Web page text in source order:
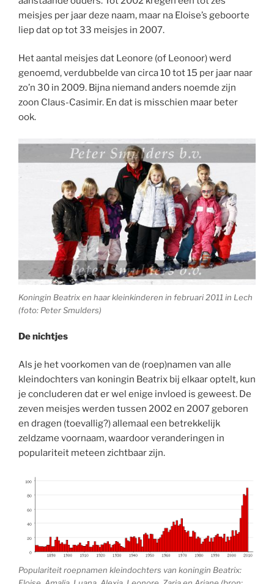
meisjes per jaar deze naam, maar na Eloise’s geboorte
liep dat op tot 33 meisjes in 2007.
Het aantal meisjes dat Leonore (of Leonoor) werd
genoemd, verdubbelde van circa 10 tot 15 per jaar naar
zo’n 30 in 2009. Bijna niemand anders noemde zijn
zoon Claus-Casimir. En dat is misschien maar beter
ook.
Koningin Beatrix en haar kleinkinderen in februari 2011 in Lech
(foto: Peter Smulders)
De nichtjes
Als je het voorkomen van de (roep)namen van alle
kleindochters van koningin Beatrix bij elkaar optelt, kun
je concluderen dat er wel enige invloed is geweest. De
zeven meisjes werden tussen 2002 en 2007 geboren
en dragen (toevallig?) allemaal een betrekkelijk
zeldzame voornaam, waardoor veranderingen in
populariteit meteen zichtbaar zijn.
Populariteit roepnamen kleindochters van koningin Beatrix: